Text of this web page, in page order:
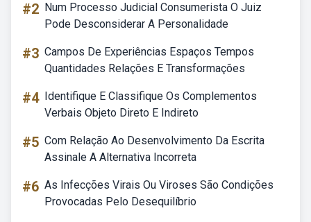
#2 Num Processo Judicial Consumerista O Juiz
Pode Desconsiderar A Personalidade
#3 Campos De Experiências Espaços Tempos
Quantidades Relações E Transformações
#4 Identifique E Classifique Os Complementos
Verbais Objeto Direto E Indireto
#5 Com Relação Ao Desenvolvimento Da Escrita
Assinale A Alternativa Incorreta
#6 As Infecções Virais Ou Viroses São Condições
Provocadas Pelo Desequilíbrio